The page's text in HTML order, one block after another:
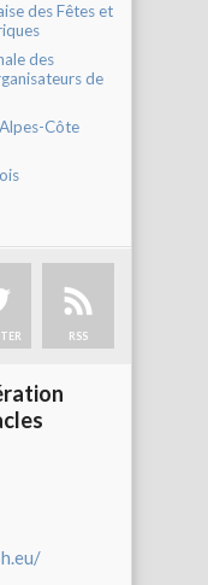
des Fêtes et
des
de
Côte
RSS